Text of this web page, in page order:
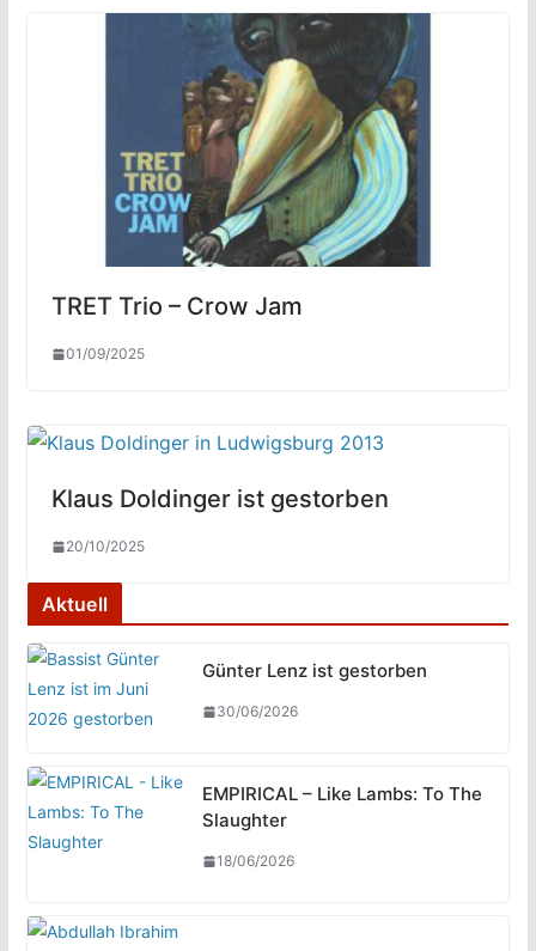
TRET Trio – Crow Jam
01/09/2025
Klaus Doldinger ist gestorben
20/10/2025
Aktuell
Günter Lenz ist gestorben
30/06/2026
EMPIRICAL – Like Lambs: To The
Slaughter
18/06/2026